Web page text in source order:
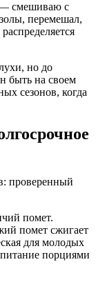
— смешиваю с
перемешал,
но до
быть на своем
сезонов, когда
помет.
помет сжигает
для молодых
порциями